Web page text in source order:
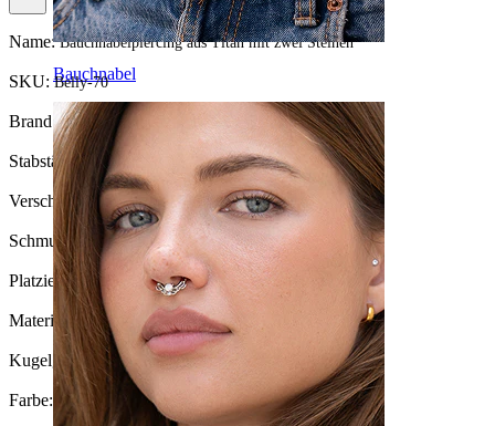
Bauchnabel
Name:Bauchnabelpiercing aus Titan mit zwei Steinen
SKU:Belly-70
Brand:Bodymod Trend
Stabstärke: 1,6 mm
Verschlusstyp: Aussengewinde
Schmuckart: Barbell
Platzierung:Bauchnabel
Material: Titan
Kugelgrösse:5 mm.
Farbe: Silber